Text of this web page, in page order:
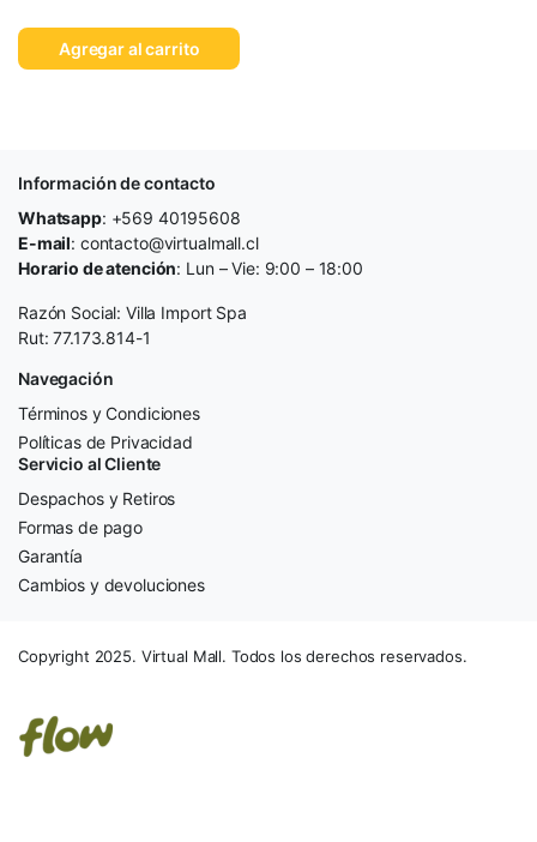
Agregar al carrito
Información de contacto
Whatsapp: +569 40195608
E-mail: contacto@virtualmall.cl
Horario de atención: Lun – Vie: 9:00 – 18:00
Razón Social: Villa Import Spa
Rut: 77.173.814-1
Navegación
Términos y Condiciones
Políticas de Privacidad
Servicio al Cliente
Despachos y Retiros
Formas de pago
Garantía
Cambios y devoluciones
Copyright 2025. Virtual Mall. Todos los derechos reservados.